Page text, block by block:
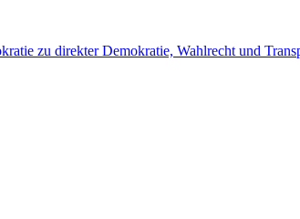
zu direkter Demokratie, Wahlrecht und